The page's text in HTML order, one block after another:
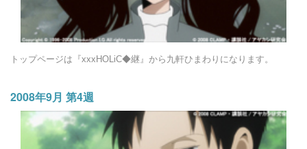
トップページは『xxxHOLiC◆継』から九軒ひまわりになります。
2008年9月 第4週